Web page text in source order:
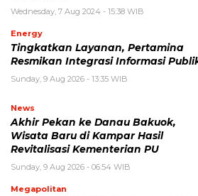
Wednesday, 7 Aug 2024 - 15:38 WIB
Energy
Tingkatkan Layanan, Pertamina
Resmikan Integrasi Informasi
Sunday, 9 Aug 2026 - 13:35 WIB
News
Akhir Pekan ke Danau Bakuok,
Wisata Baru di Kampar Hasil
Revitalisasi Kementerian PU
Sunday, 9 Aug 2026 - 06:54 WIB
Megapolitan